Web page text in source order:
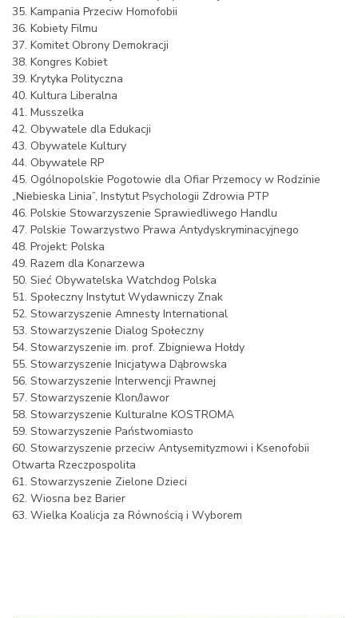
35. Kampania Przeciw Homofobii
36. Kobiety Filmu
37. Komitet Obrony Demokracji
38. Kongres Kobiet
39. Krytyka Polityczna
40. Kultura Liberalna
41. Musszelka
42. Obywatele dla Edukacji
43. Obywatele Kultury
44. Obywatele RP
45. Ogólnopolskie Pogotowie dla Ofiar Przemocy w Rodzinie
„Niebieska Linia”, Instytut Psychologii Zdrowia PTP
46. Polskie Stowarzyszenie Sprawiedliwego Handlu
47. Polskie Towarzystwo Prawa Antydyskryminacyjnego
48. Projekt: Polska
49. Razem dla Konarzewa
50. Sieć Obywatelska Watchdog Polska
51. Społeczny Instytut Wydawniczy Znak
52. Stowarzyszenie Amnesty International
53. Stowarzyszenie Dialog Społeczny
54. Stowarzyszenie im. prof. Zbigniewa Hołdy
55. Stowarzyszenie Inicjatywa Dąbrowska
56. Stowarzyszenie Interwencji Prawnej
57. Stowarzyszenie Klon/Jawor
58. Stowarzyszenie Kulturalne KOSTROMA
59. Stowarzyszenie Państwomiasto
60. Stowarzyszenie przeciw Antysemityzmowi i Ksenofobii
Otwarta Rzeczpospolita
61. Stowarzyszenie Zielone Dzieci
62. Wiosna bez Barier
63. Wielka Koalicja za Równością i Wyborem